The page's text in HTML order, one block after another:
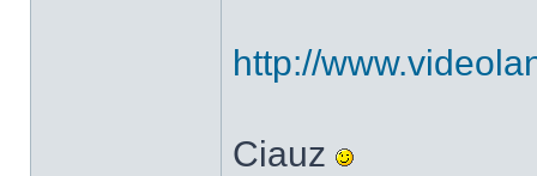
http://
Ciauz